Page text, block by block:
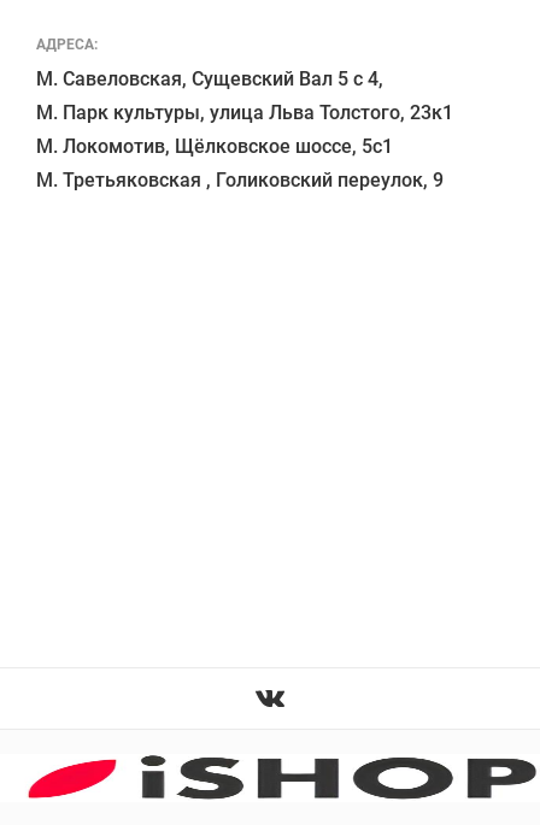
АДРЕСА:
М. Савеловская, Сущевский Вал 5 с 4,
М. Парк культуры, улица Льва Толстого, 23к1
М. Локомотив, Щёлковское шоссе, 5с1